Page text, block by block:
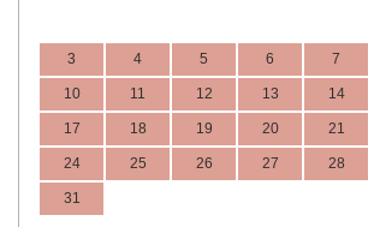
3 4 5 6 7
10 11 12 13 14
17 18 19 20 21
24 25 26 27 28
31